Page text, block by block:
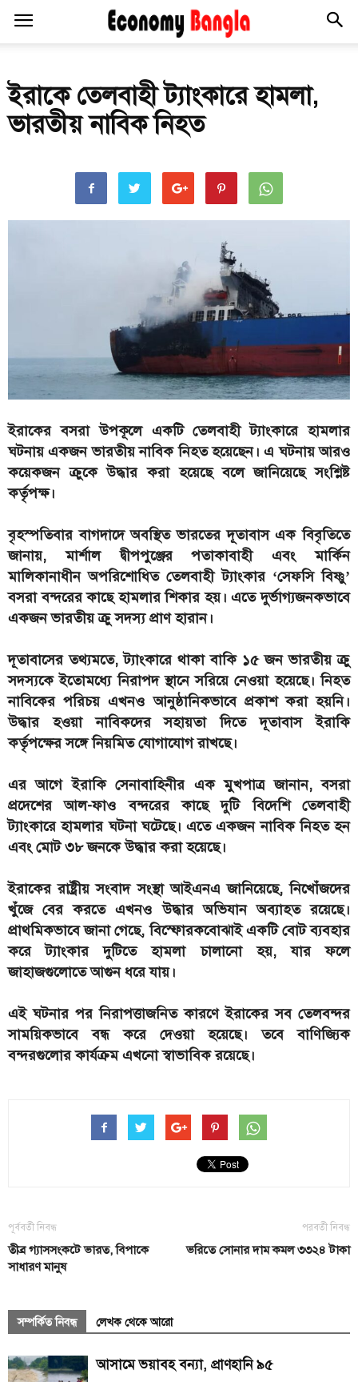
ইরাকে তেলবাহী ট্যাংকারে হামলা,
ভারতীয় নাবিক নিহত
ইরাকের বসরা উপকূলে একটি তেলবাহী ট্যাংকারে হামলার
ঘটনায় একজন ভারতীয় নাবিক নিহত হয়েছেন। এ ঘটনায় আরও
কয়েকজন ক্রুকে উদ্ধার করা হয়েছে বলে জানিয়েছে সংশ্লিষ্ট
কর্তৃপক্ষ।
বৃহস্পতিবার বাগদাদে অবস্থিত ভারতের দূতাবাস এক বিবৃতিতে
জানায়, মার্শাল দ্বীপপুঞ্জের পতাকাবাহী এবং মার্কিন
মালিকানাধীন অপরিশোধিত তেলবাহী ট্যাংকার ‘সেফসি বিষ্ণু’
বসরা বন্দরের কাছে হামলার শিকার হয়। এতে দুর্ভাগ্যজনকভাবে
একজন ভারতীয় ক্রু সদস্য প্রাণ হারান।
দূতাবাসের তথ্যমতে, ট্যাংকারে থাকা বাকি ১৫ জন ভারতীয় ক্রু
সদস্যকে ইতোমধ্যে নিরাপদ স্থানে সরিয়ে নেওয়া হয়েছে। নিহত
নাবিকের পরিচয় এখনও আনুষ্ঠানিকভাবে প্রকাশ করা হয়নি।
উদ্ধার হওয়া নাবিকদের সহায়তা দিতে দূতাবাস ইরাকি
কর্তৃপক্ষের সঙ্গে নিয়মিত যোগাযোগ রাখছে।
এর আগে ইরাকি সেনাবাহিনীর এক মুখপাত্র জানান, বসরা
প্রদেশের আল-ফাও বন্দরের কাছে দুটি বিদেশি তেলবাহী
ট্যাংকারে হামলার ঘটনা ঘটেছে। এতে একজন নাবিক নিহত হন
এবং মোট ৩৮ জনকে উদ্ধার করা হয়েছে।
ইরাকের রাষ্ট্রীয় সংবাদ সংস্থা আইএনএ জানিয়েছে, নিখোঁজদের
খুঁজে বের করতে এখনও উদ্ধার অভিযান অব্যাহত রয়েছে।
প্রাথমিকভাবে জানা গেছে, বিস্ফোরকবোঝাই একটি বোট ব্যবহার
করে ট্যাংকার দুটিতে হামলা চালানো হয়, যার ফলে
জাহাজগুলোতে আগুন ধরে যায়।
এই ঘটনার পর নিরাপত্তাজনিত কারণে ইরাকের সব তেলবন্দর
সাময়িকভাবে বন্ধ করে দেওয়া হয়েছে। তবে বাণিজ্যিক
বন্দরগুলোর কার্যক্রম এখনো স্বাভাবিক রয়েছে।
পূর্ববর্তী নিবন্ধ
তীব্র গ্যাসসংকটে ভারত, বিপাকে
সাধারণ মানুষ
পরবর্তী নিবন্ধ
ভরিতে সোনার দাম কমল ৩৩২৪ টাকা
সম্পর্কিত নিবন্ধ লেখক থেকে আরো
আসামে ভয়াবহ বন্যা, প্রাণহানি ৯৫